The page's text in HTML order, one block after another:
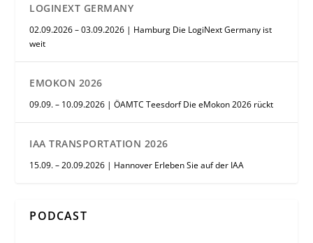
LOGINEXT GERMANY
02.09.2026 – 03.09.2026 | Hamburg Die LogiNext Germany ist
weit
EMOKON 2026
09.09. – 10.09.2026 | ÖAMTC Teesdorf Die eMokon 2026 rückt
IAA TRANSPORTATION 2026
15.09. – 20.09.2026 | Hannover Erleben Sie auf der IAA
PODCAST